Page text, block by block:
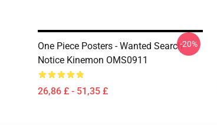
One Piece Posters - Wanted Search
Notice Kinemon OMS0911
26,86 £ - 51,35 £
-20%